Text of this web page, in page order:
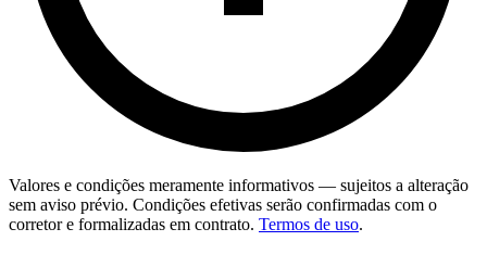
Valores e condições meramente informativos — sujeitos a alteração
sem aviso prévio. Condições efetivas serão confirmadas com o
corretor e formalizadas em contrato. Termos de uso.